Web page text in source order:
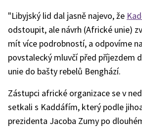
"Libyjský lid dal jasně najevo, že
odstoupit, ale návrh (Africké unie)
mít více podrobností, a odpovíme
povstalecký mluvčí před příjezdem
unie do bašty rebelů Benghází.
Zástupci africké organizace se v
setkali s Kaddáfím, který podle
prezidenta Jacoba Zumy po